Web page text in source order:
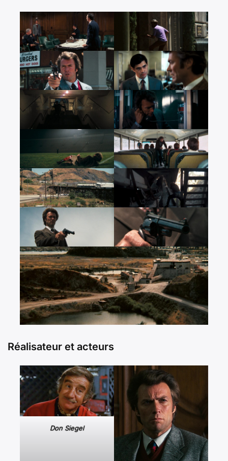
Réalisateur et acteurs
Don Siegel